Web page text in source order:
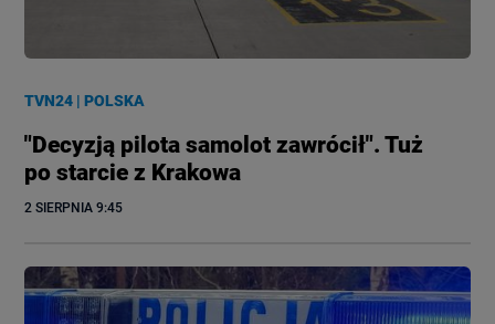
TVN24 |POLSKA
"Decyzją pilota samolot zawrócił". Tuż
po starcie z Krakowa
2 SIERPNIA 9:45